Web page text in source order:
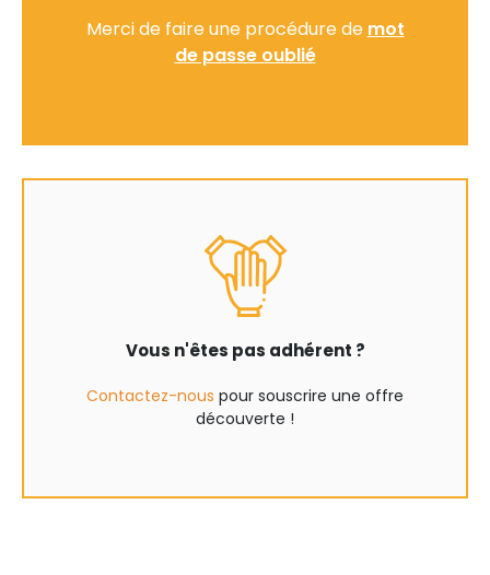
Merci de faire une procédure de mot
de passe oublié
Vous n'êtes pas adhérent ?
Contactez-nous pour souscrire une offre
découverte !